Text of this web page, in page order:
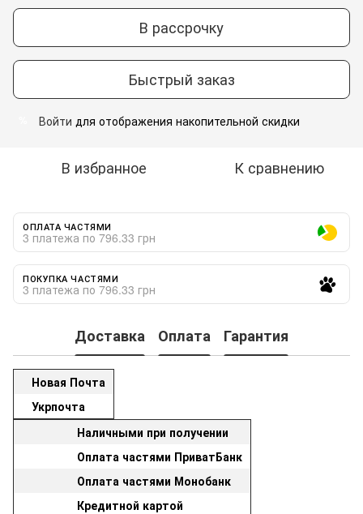
В рассрочку
Быстрый заказ
Войти для отображения накопительной скидки
В избранное К сравнению
ОПЛАТА ЧАСТЯМИ
3 платежа по 796.33 грн
ПОКУПКА ЧАСТЯМИ
3 платежа по 796.33 грн
Доставка Оплата Гарантия
Новая Почта
Укрпочта
Наличными при получении
Оплата частями ПриватБанк
Оплата частями Монобанк
Кредитной картой